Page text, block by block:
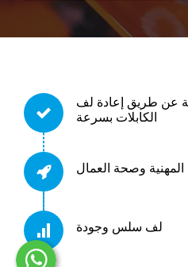
عن طريق إعادة لف
الكابلات بسرعة
وصحة العمال
لف سلس وجودة